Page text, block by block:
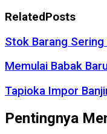
RelatedPosts
Stok Barang
Memulai Babak
Tapioka Impor
Pentingnya